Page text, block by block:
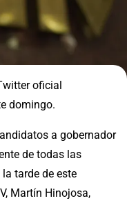
oficial
domingo.
a gobernador
de todas las
tarde de este
Martín Hinojosa,